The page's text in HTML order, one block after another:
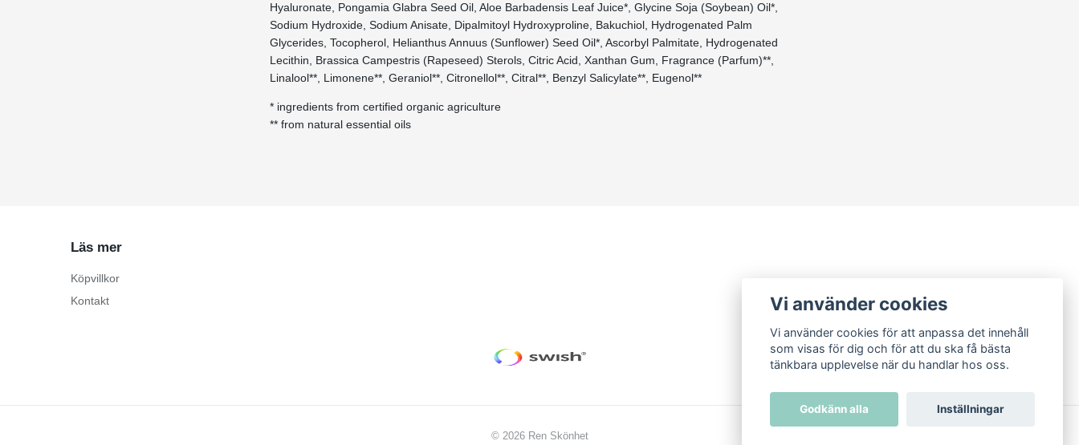
Hyaluronate, Pongamia Glabra Seed Oil, Aloe Barbadensis Leaf Juice*, Glycine Soja (Soybean) Oil*,
Sodium Hydroxide, Sodium Anisate, Dipalmitoyl Hydroxyproline, Bakuchiol, Hydrogenated Palm
Glycerides, Tocopherol, Helianthus Annuus (Sunflower) Seed Oil*, Ascorbyl Palmitate, Hydrogenated
Lecithin, Brassica Campestris (Rapeseed) Sterols, Citric Acid, Xanthan Gum, Fragrance (Parfum)**,
Linalool**, Limonene**, Geraniol**, Citronellol**, Citral**, Benzyl Salicylate**, Eugenol**
* ingredients from certified organic agriculture
** from natural essential oils
Läs mer
Köpvillkor
Kontakt
© 2026 Ren Skönhet
Vi använder cookies
Vi använder cookies för att anpassa det innehåll
som visas för dig och för att du ska få bästa
tänkbara upplevelse när du handlar hos oss.
Godkänn alla Inställningar